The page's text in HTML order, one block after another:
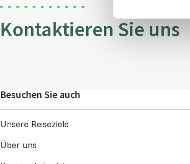
Kontaktieren Sie uns
Besuchen Sie auch
Unsere Reiseziele
Über uns